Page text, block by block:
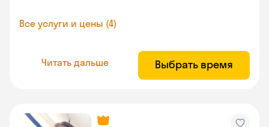
Все услуги и цены (4)
Читать дальше Выбрать время